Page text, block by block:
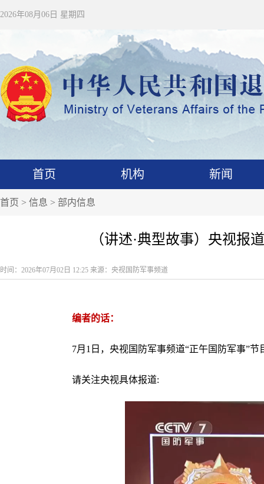
2026年08月06日 星期四
首页 机构 新闻
首页 > 信息 > 部内信息
（讲述·典型故事）央视报
时间：2026年07月02日 12:25 来源：央视国防军事频道
编者的话：
7月1日，央视国防军事频道“正午国防军事”
请关注央视具体报道: